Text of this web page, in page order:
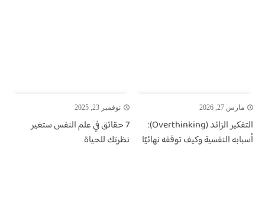
مارس 27, 2026
التفكير الزائد (Overthinking):
أسبابه النفسية وكيف توقفه نهائيًا
نوفمبر 23, 2025
7 حقائق في علم النفس ستغير
نظرتك للحياة